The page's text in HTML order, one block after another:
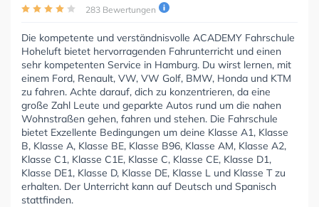
283 Bewertungen
Die kompetente und verständnisvolle ACADEMY Fahrschule
Hoheluft bietet hervorragenden Fahrunterricht und einen
sehr kompetenten Service in Hamburg. Du wirst lernen, mit
einem Ford, Renault, VW, VW Golf, BMW, Honda und KTM
zu fahren. Achte darauf, dich zu konzentrieren, da eine
große Zahl Leute und geparkte Autos rund um die nahen
Wohnstraßen gehen, fahren und stehen. Die Fahrschule
bietet Exzellente Bedingungen um deine Klasse A1, Klasse
B, Klasse A, Klasse BE, Klasse B96, Klasse AM, Klasse A2,
Klasse C1, Klasse C1E, Klasse C, Klasse CE, Klasse D1,
Klasse DE1, Klasse D, Klasse DE, Klasse L und Klasse T zu
erhalten. Der Unterricht kann auf Deutsch und Spanisch
stattfinden.